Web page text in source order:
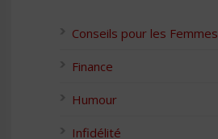
Conseils pour les Femmes
Finance
Humour
Infidélité